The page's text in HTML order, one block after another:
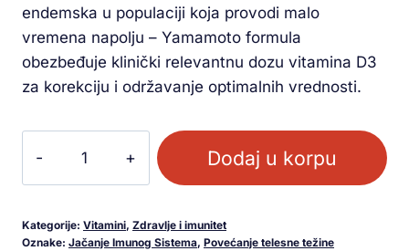
endemska u populaciji koja provodi malo
vremena napolju – Yamamoto formula
obezbeđuje klinički relevantnu dozu vitamina D3
za korekciju i održavanje optimalnih vrednosti.
Dodaj u korpu
Kategorije: Vitamini, Zdravlje i imunitet
Oznake: Jačanje Imunog Sistema, Povećanje telesne težine